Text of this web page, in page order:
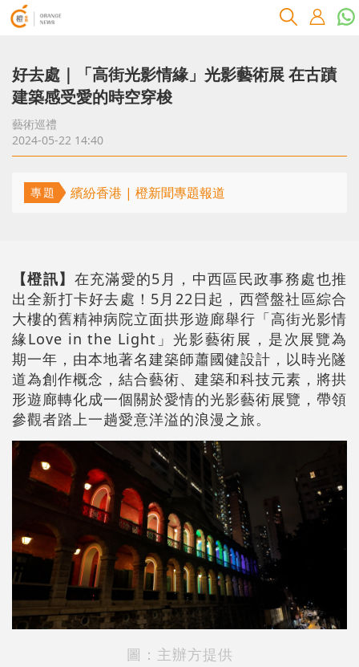
好去處｜「高街光影情緣」光影藝術展 在古蹟
建築感受愛的時空穿梭
藝術巡禮
2024-05-22 14:40
專題 繽紛香港 | 橙新聞專題報道
【橙訊】 在充滿愛的5月，中西區民政事務處也推
出全新打卡好去處！5月22日起，西營盤社區綜合
大樓的舊精神病院立面拱形遊廊舉行「高街光影情
緣Love in the Light」光影藝術展，是次展覽為
期一年，由本地著名建築師蕭國健設計，以時光隧
道為創作概念，結合藝術、建築和科技元素，將拱
形遊廊轉化成一個關於愛情的光影藝術展覽，帶領
參觀者踏上一趟愛意洋溢的浪漫之旅。
圖：主辦方提供